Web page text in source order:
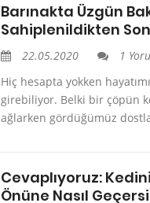
Barınakta Üzgün
Sahiplenildikten
22.05.2020
1
Hiç hesapta yokken
girebiliyor. Belki bir çöpün
ağlarken gördüğümüz
Cevaplıyoruz:
Önüne Nasıl